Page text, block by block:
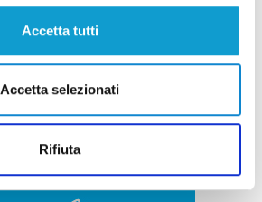
Accetta tutti
Accetta selezionati
Rifiuta